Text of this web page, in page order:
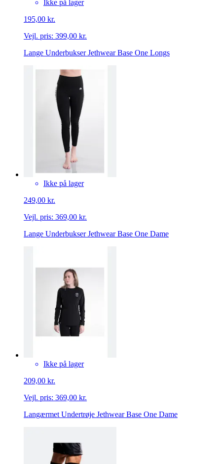
Ikke på lager
195,00 kr.
Vejl. pris: 399,00 kr.
Lange Underbukser Jethwear Base One Longs
Ikke på lager
249,00 kr.
Vejl. pris: 369,00 kr.
Lange Underbukser Jethwear Base One Dame
Ikke på lager
209,00 kr.
Vejl. pris: 369,00 kr.
Langærmet Undertrøje Jethwear Base One Dame